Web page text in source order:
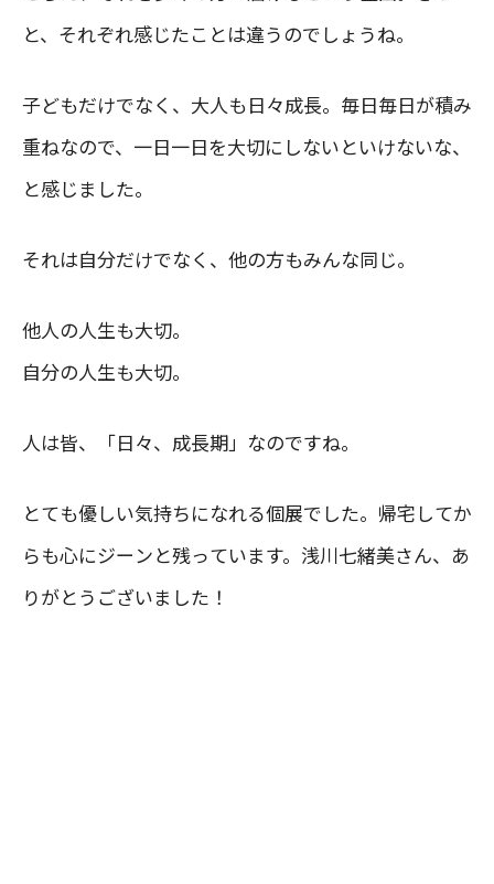
と、それぞれ感じたことは違うのでしょうね。
子どもだけでなく、大人も日々成長。毎日毎日が積み
重ねなので、一日一日を大切にしないといけないな、
と感じました。
それは自分だけでなく、他の方もみんな同じ。
他人の人生も大切。
自分の人生も大切。
人は皆、「日々、成長期」なのですね。
とても優しい気持ちになれる個展でした。帰宅してか
らも心にジーンと残っています。浅川七緒美さん、あ
りがとうございました！